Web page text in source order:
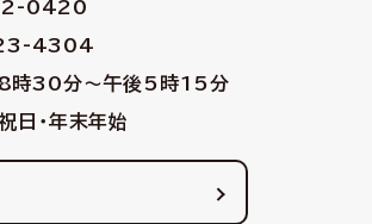
0420
4304
8時30分〜午後5時15分
祝日・年末年始